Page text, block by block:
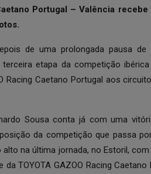
Portugal – Valência recebe
de uma prolongada pausa de
etapa da competição
Racing Caetano Portugal aos
Sousa conta já com uma
da competição que passa
na última jornada, no Estoril,
TOYOTA GAZOO Racing